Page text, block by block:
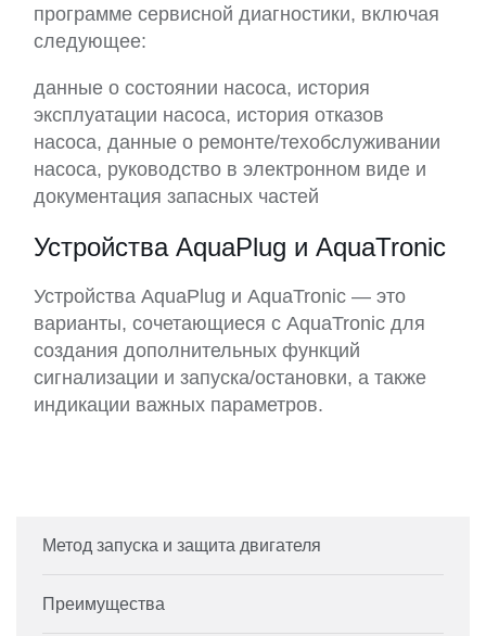
программе сервисной диагностики, включая
следующее:
данные о состоянии насоса, история
эксплуатации насоса, история отказов
насоса, данные о ремонте/техобслуживании
насоса, руководство в электронном виде и
документация запасных частей
Устройства AquaPlug и AquaTronic
Устройства AquaPlug и AquaTronic — это
варианты, сочетающиеся с AquaTronic для
создания дополнительных функций
сигнализации и запуска/остановки, а также
индикации важных параметров.
Метод запуска и защита двигателя
Преимущества